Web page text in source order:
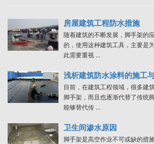
房屋建筑工程防水措施
随着建筑的不断发展，脚手架的
的，使用这种建筑工具，主要是
此需要重视 ...
浅析建筑防水涂料的施工
目前，在建筑工程领域，很多建
脚手架，而且也逐渐代替了传统
能够替代传 ...
卫生间渗水原因
脚手架是高空作业不可或缺的措